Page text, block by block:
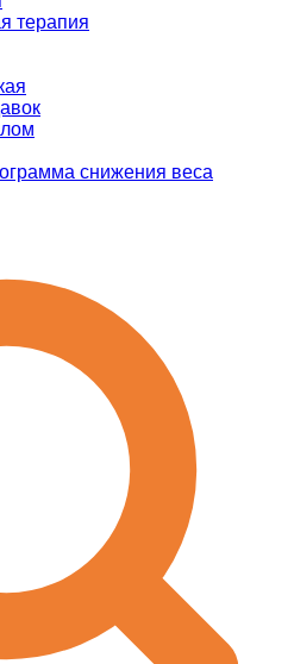
терапия
снижения веса